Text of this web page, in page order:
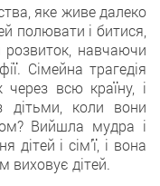
яке живе далеко
полювати і битися,
навчаючи
Сімейна трагедія
всю країну, і
коли вони
Вийшла мудра і
дітей і сім’ї, і вона
виховує дітей.